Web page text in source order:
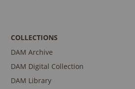
COLLECTIONS
DAM Archive
DAM Digital Collection
DAM Library